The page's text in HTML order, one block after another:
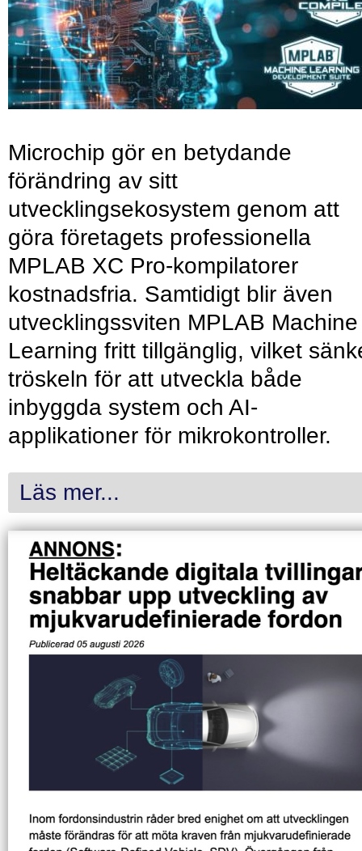
Microchip gör en betydande
förändring av sitt
utvecklingsekosystem genom att
göra företagets professionella
MPLAB XC Pro-kompilatorer
kostnadsfria. Samtidigt blir även
utvecklingssviten MPLAB Machine
Learning fritt tillgänglig, vilket
tröskeln för att utveckla både
inbyggda system och AI-
applikationer för mikrokontroller.
Läs mer...